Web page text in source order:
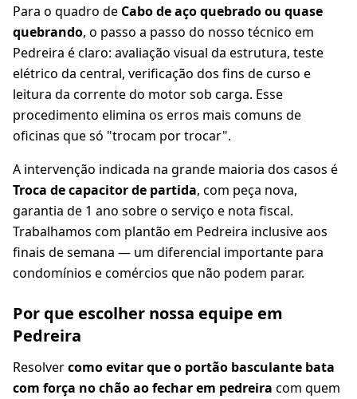
Para o quadro de Cabo de aço quebrado ou quase
quebrando, o passo a passo do nosso técnico em
Pedreira é claro: avaliação visual da estrutura, teste
elétrico da central, verificação dos fins de curso e
leitura da corrente do motor sob carga. Esse
procedimento elimina os erros mais comuns de
oficinas que só "trocam por trocar".
A intervenção indicada na grande maioria dos casos é
Troca de capacitor de partida, com peça nova,
garantia de 1 ano sobre o serviço e nota fiscal.
Trabalhamos com plantão em Pedreira inclusive aos
finais de semana — um diferencial importante para
condomínios e comércios que não podem parar.
Por que escolher nossa equipe em
Pedreira
Resolvercomo evitar que o portão basculante bata
com força no chão ao fechar em pedreira com quem